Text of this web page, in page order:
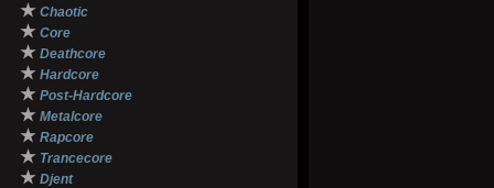
★ Chaotic
★ Core
★ Deathcore
★ Hardcore
★ Post-Hardcore
★ Metalcore
★ Rapcore
★ Trancecore
★ Djent